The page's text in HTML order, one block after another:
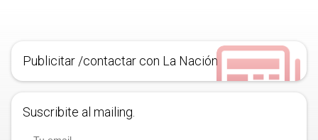
Publicitar /contactar con La Nación
Suscribite al mailing.